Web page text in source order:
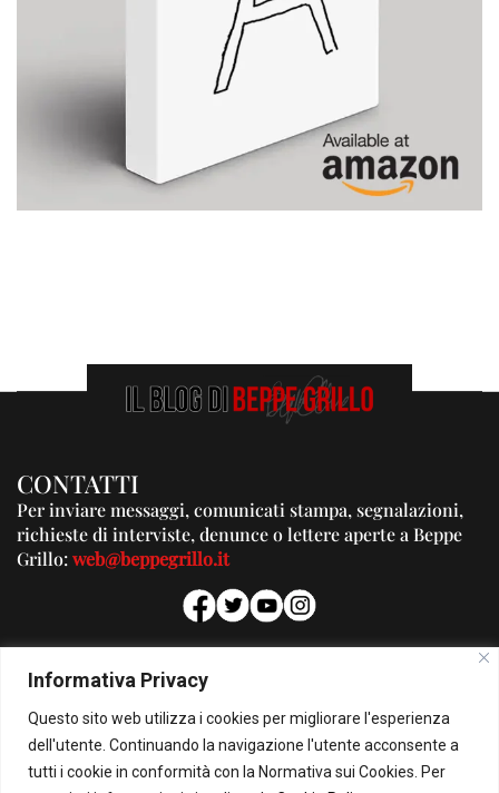
Informativa Privacy
Questo sito web utilizza i cookies per migliorare l'esperienza
dell'utente. Continuando la navigazione l'utente acconsente a
tutti i cookie in conformità con la Normativa sui Cookies. Per
CONTATTI
Per inviare messaggi, comunicati stampa, segnalazioni,
richieste di interviste, denunce o lettere aperte a Beppe
Grillo:web@beppegrillo.it
PUBBLICITA'
Per la tua pubblicità su questo Blog:
pubblicita@beppegrillo.it